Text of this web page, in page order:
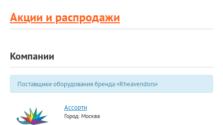
Акции и распродажи
Компании
Поставщики оборудования бренда «Rheavendors»
Ассорти
Город: Москва